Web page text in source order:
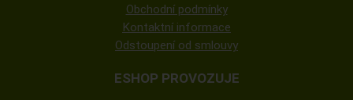
Obchodní podmínky
Kontaktní informace
Odstoupení od smlouvy
ESHOP PROVOZUJE